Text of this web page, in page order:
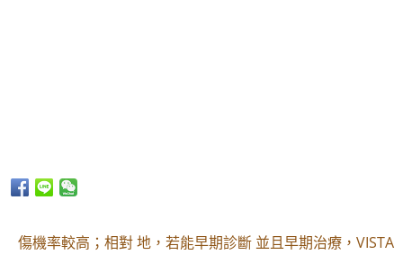
傷機率較高；相對 地，若能早期診斷 並且早期治療，VISTA